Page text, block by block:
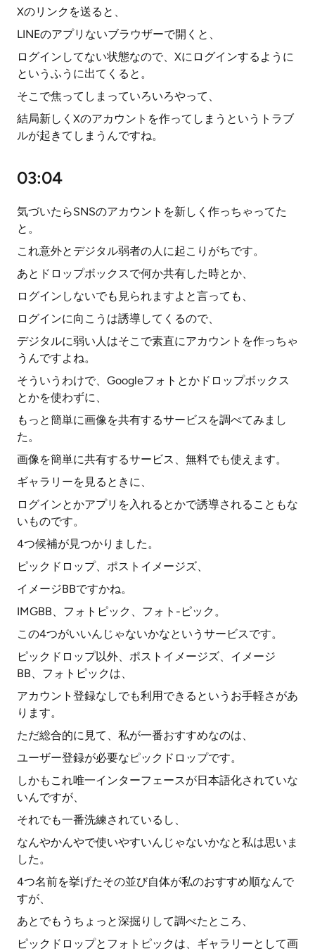
Xのリンクを送ると、
LINEのアプリないブラウザーで開くと、
ログインしてない状態なので、Xにログインするように
というふうに出てくると。
そこで焦ってしまっていろいろやって、
結局新しくXのアカウントを作ってしまうというトラブ
ルが起きてしまうんですね。
03:04
気づいたらSNSのアカウントを新しく作っちゃってた
と。
これ意外とデジタル弱者の人に起こりがちです。
あとドロップボックスで何か共有した時とか、
ログインしないでも見られますよと言っても、
ログインに向こうは誘導してくるので、
デジタルに弱い人はそこで素直にアカウントを作っちゃ
うんですよね。
そういうわけで、Googleフォトとかドロップボックス
とかを使わずに、
もっと簡単に画像を共有するサービスを調べてみまし
た。
画像を簡単に共有するサービス、無料でも使えます。
ギャラリーを見るときに、
ログインとかアプリを入れるとかで誘導されることもな
いものです。
4つ候補が見つかりました。
ピックドロップ、ポストイメージズ、
イメージBBですかね。
IMGBB、フォトピック、フォト-ピック。
この4つがいいんじゃないかなというサービスです。
ピックドロップ以外、ポストイメージズ、イメージ
BB、フォトピックは、
アカウント登録なしでも利用できるというお手軽さがあ
ります。
ただ総合的に見て、私が一番おすすめなのは、
ユーザー登録が必要なピックドロップです。
しかもこれ唯一インターフェースが日本語化されていな
いんですが、
それでも一番洗練されているし、
なんやかんやで使いやすいんじゃないかなと私は思いま
した。
4つ名前を挙げたその並び自体が私のおすすめ順なんで
すが、
あとでもうちょっと深掘りして調べたところ、
ピックドロップとフォトピックは、ギャラリーとして画